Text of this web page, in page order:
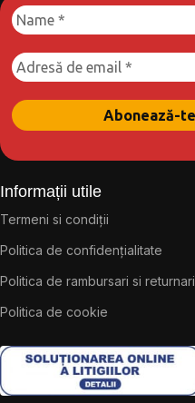
Informații utile
Termeni si condiții
Politica de confidențialitate
Politica de rambursari si returnari
Politica de cookie